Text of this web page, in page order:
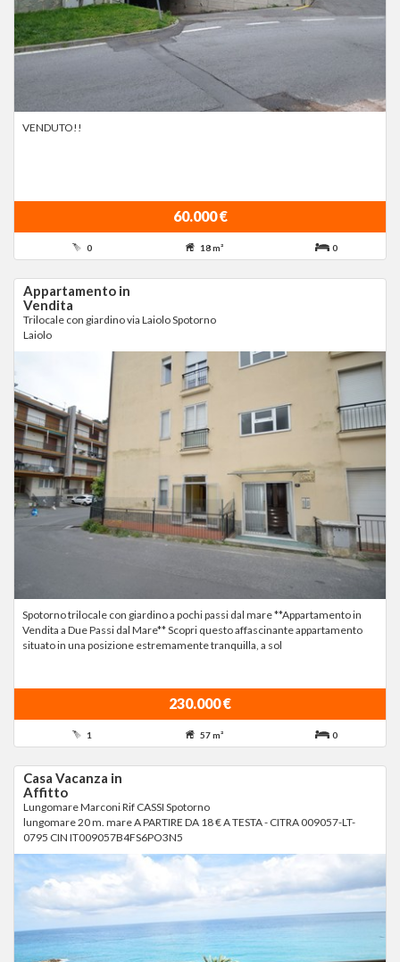
VENDUTO!!
60.000 €
0 18 m² 0
Appartamento in
Vendita
Trilocale con giardino via Laiolo Spotorno
Laiolo
Spotorno trilocale con giardino a pochi passi dal mare **Appartamento in
Vendita a Due Passi dal Mare** Scopri questo affascinante appartamento
situato in una posizione estremamente tranquilla, a sol
230.000 €
1 57 m² 0
Casa Vacanza in
Affitto
Lungomare Marconi Rif CASSI Spotorno
lungomare 20 m. mare A PARTIRE DA 18 € A TESTA - CITRA 009057-LT-
0795 CIN IT009057B4FS6PO3N5